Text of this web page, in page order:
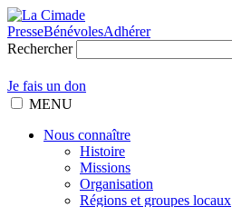
PresseBénévolesAdhérer
Rechercher
Je fais un don
MENU
Nous connaître
Histoire
Missions
Organisation
Régions et groupes locaux